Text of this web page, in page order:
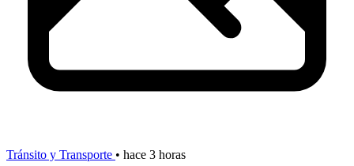
Tránsito y Transporte • hace 3 horas